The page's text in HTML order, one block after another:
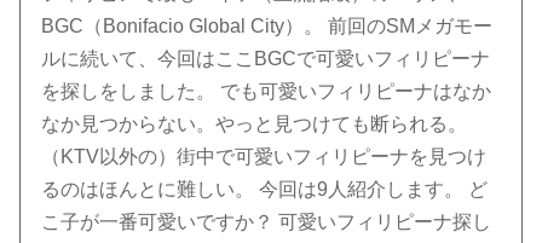
BGC（Bonifacio Global City）。 前回のSMメガモー
ルに続いて、今回はここBGCで可愛いフィリピーナ
を探しをしました。 でも可愛いフィリピーナはなか
なか見つからない。やっと見つけても断られる。
（KTV以外の）街中で可愛いフィリピーナを見つけ
るのはほんとに難しい。 今回は9人紹介します。 ど
こ子が一番可愛いですか？ 可愛いフィリピーナ探し